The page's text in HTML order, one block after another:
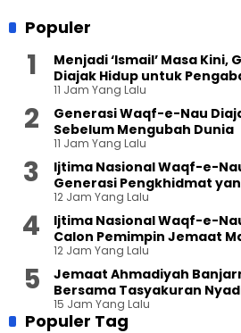
Populer
Menjadi ‘Ismail’ Masa
Diajak Hidup untuk
11 Jam Yang Lalu
Generasi Waqf-e-Nau
Sebelum Mengubah Dunia
11 Jam Yang Lalu
Ijtima Nasional Waqf-e-
Generasi Pengkhidmat
12 Jam Yang Lalu
Ijtima Nasional Waqf-e-
Calon Pemimpin Jemaat
12 Jam Yang Lalu
Jemaat Ahmadiyah
Bersama Tasyakuran
15 Jam Yang Lalu
Populer Tag